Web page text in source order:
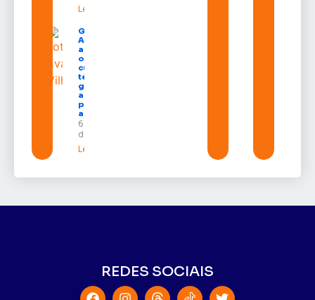
Leia mais »
Governo do
Amapá
amplia
oferta de
cursos
técnicos e
garante
auxílio
permanência
a estudantes
6 de agosto
de 2026
Leia mais »
REDES SOCIAIS